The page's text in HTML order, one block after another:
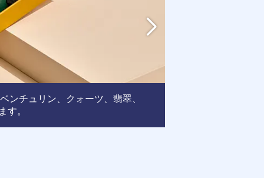
ンチュリン、クォーツ、翡翠、
す。